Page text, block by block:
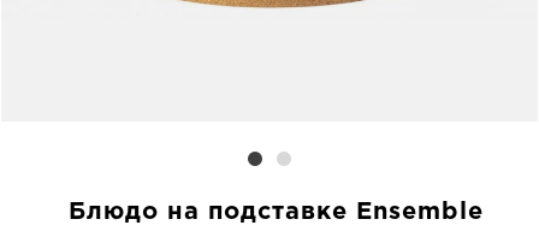
Блюдо на подставке Ensemble